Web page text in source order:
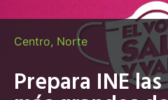
Centro, Norte
Prepara INE